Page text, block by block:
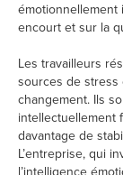
émotionnellement
encourt et sur la
Les travailleurs
sources de stress
changement. Ils
intellectuellement
davantage de
L’entreprise, qui
l’intelligence